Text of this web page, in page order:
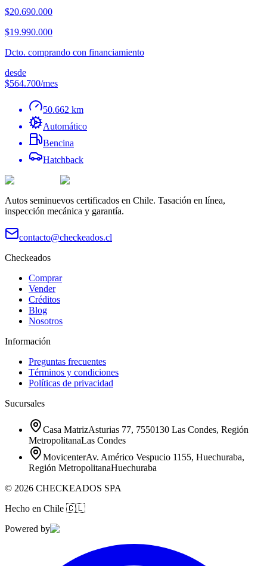
$20.690.000
$19.990.000
Dcto. comprando con financiamiento
desde
$564.700/mes
50.662 km
Automático
Bencina
Hatchback
Autos seminuevos certificados en Chile. Tasación en línea,
inspección mecánica y garantía.
contacto@checkeados.cl
Checkeados
Comprar
Vender
Créditos
Blog
Nosotros
Información
Preguntas frecuentes
Términos y condiciones
Políticas de privacidad
Sucursales
Casa MatrizAsturias 77, 7550130 Las Condes, Región
MetropolitanaLas Condes
MovicenterAv. Américo Vespucio 1155, Huechuraba,
Región MetropolitanaHuechuraba
© 2026 CHECKEADOS SPA
Hecho en Chile 🇨🇱
Powered by